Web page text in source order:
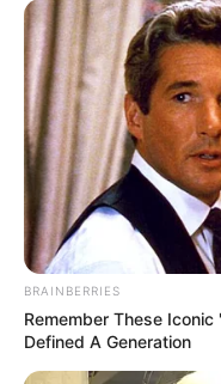
BRAINBERRIES
Remember These
Defined A Generation